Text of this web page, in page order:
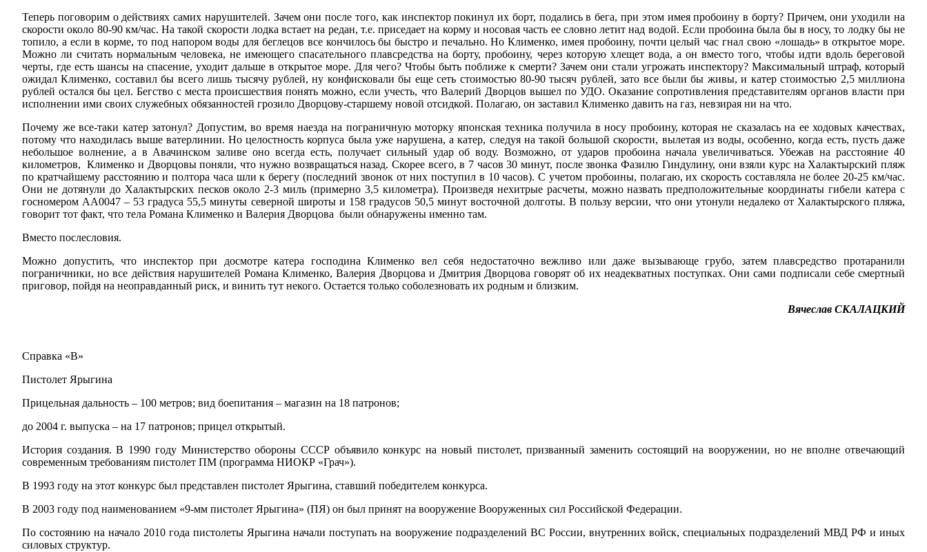
Теперь поговорим о действиях самих нарушителей. Зачем они после того, как инспектор покинул их борт, подались в бега, при этом имея пробоину в борту? Причем, они уходили на
скорости около 80-90 км/час. На такой скорости лодка встает на редан, т.е. приседает на корму и носовая часть ее словно летит над водой. Если пробоина была бы в носу, то лодку бы не
топило, а если в корме, то под напором воды для беглецов все кончилось бы быстро и печально. Но Клименко, имея пробоину, почти целый час гнал свою «лошадь» в открытое море.
Можно ли считать нормальным человека, не имеющего спасательного плавсредства на борту, пробоину, через которую хлещет вода, а он вместо того, чтобы идти вдоль береговой
черты, где есть шансы на спасение, уходит дальше в открытое море. Для чего? Чтобы быть поближе к смерти? Зачем они стали угрожать инспектору? Максимальный штраф, который
ожидал Клименко, составил бы всего лишь тысячу рублей, ну конфисковали бы еще сеть стоимостью 80-90 тысяч рублей, зато все были бы живы, и катер стоимостью 2,5 миллиона
рублей остался бы цел. Бегство с места происшествия понять можно, если учесть, что Валерий Дворцов вышел по УДО. Оказание сопротивления представителям органов власти при
исполнении ими своих служебных обязанностей грозило Дворцову-старшему новой отсидкой. Полагаю, он заставил Клименко давить на газ, невзирая ни на что.
Почему же все-таки катер затонул? Допустим, во время наезда на пограничную моторку японская техника получила в носу пробоину, которая не сказалась на ее ходовых качествах,
потому что находилась выше ватерлинии. Но целостность корпуса была уже нарушена, а катер, следуя на такой большой скорости, вылетая из воды, особенно, когда есть, пусть даже
небольшое волнение, а в Авачинском заливе оно всегда есть, получает сильный удар об воду. Возможно, от ударов пробоина начала увеличиваться. Убежав на расстояние 40
километров, Клименко и Дворцовы поняли, что нужно возвращаться назад. Скорее всего, в 7 часов 30 минут, после звонка Фазилю Гиндулину, они взяли курс на Халактырский пляж
по кратчайшему расстоянию и полтора часа шли к берегу (последний звонок от них поступил в 10 часов). С учетом пробоины, полагаю, их скорость составляла не более 20-25 км/час.
Они не дотянули до Халактырских песков около 2-3 миль (примерно 3,5 километра). Произведя нехитрые расчеты, можно назвать предположительные координаты гибели катера с
госномером АА0047 – 53 градуса 55,5 минуты северной широты и 158 градусов 50,5 минут восточной долготы. В пользу версии, что они утонули недалеко от Халактырского пляжа,
говорит тот факт, что тела Романа Клименко и Валерия Дворцова были обнаружены именно там.
Вместо послесловия.
Можно допустить, что инспектор при досмотре катера господина Клименко вел себя недостаточно вежливо или даже вызывающе грубо, затем плавсредство протаранили
пограничники, но все действия нарушителей Романа Клименко, Валерия Дворцова и Дмитрия Дворцова говорят об их неадекватных поступках. Они сами подписали себе смертный
приговор, пойдя на неоправданный риск, и винить тут некого. Остается только соболезновать их родным и близким.
Вячеслав СКАЛАЦКИЙ
Справка «В»
Пистолет Ярыгина
Прицельная дальность – 100 метров; вид боепитания – магазин на 18 патронов;
до 2004 г. выпуска – на 17 патронов; прицел открытый.
История создания. В 1990 году Министерство обороны СССР объявило конкурс на новый пистолет, призванный заменить состоящий на вооружении, но не вполне отвечающий
современным требованиям пистолет ПМ (программа НИОКР «Грач»).
В 1993 году на этот конкурс был представлен пистолет Ярыгина, ставший победителем конкурса.
В 2003 году под наименованием «9-мм пистолет Ярыгина» (ПЯ) он был принят на вооружение Вооруженных сил Российской Федерации.
По состоянию на начало 2010 года пистолеты Ярыгина начали поступать на вооружение подразделений ВС России, внутренних войск, специальных подразделений МВД РФ и иных
силовых структур.